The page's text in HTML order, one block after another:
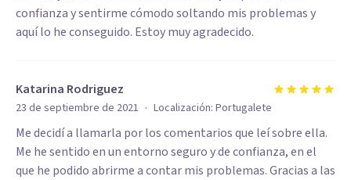
confianza y sentirme cómodo soltando mis problemas y
aquí lo he conseguido. Estoy muy agradecido.
Katarina Rodriguez
23 de septiembre de 2021 · Localización: Portugalete
Me decidí a llamarla por los comentarios que leí sobre ella.
Me he sentido en un entorno seguro y de confianza, en el
que he podido abrirme a contar mis problemas. Gracias a las